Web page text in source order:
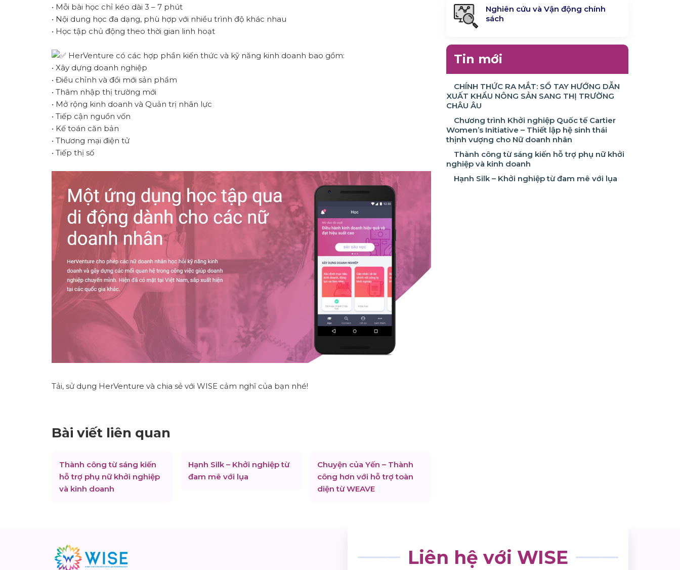
• Mỗi bài học chỉ kéo dài 3 – 7 phút
• Nội dung học đa dạng, phù hợp với nhiều trình độ khác nhau
• Học tập chủ động theo thời gian linh hoạt
HerVenture có các hợp phần kiến thức và kỹ năng kinh doanh bao gồm:
• Xây dựng doanh nghiệp
• Điều chỉnh và đổi mới sản phẩm
• Thâm nhập thị trường mới
• Mở rộng kinh doanh và Quản trị nhân lực
• Tiếp cận nguồn vốn
• Kế toán căn bản
• Thương mại điện tử
• Tiếp thị số
Tải, sử dụng HerVenture và chia sẻ với WISE cảm nghĩ của bạn nhé!
Bài viết liên quan
Thành công từ sáng kiến
hỗ trợ phụ nữ khởi nghiệp
và kinh doanh
Hạnh Silk – Khởi nghiệp từ
đam mê với lụa
Chuyện của Yến – Thành
công hơn với hỗ trợ toàn
diện từ WEAVE
Nghiên cứu và Vận động chính
sách
Tin mới
CHÍNH THỨC RA MẮT: SỔ TAY HƯỚNG DẪN
XUẤT KHẨU NÔNG SẢN SANG THỊ TRƯỜNG
CHÂU ÂU
Chương trình Khởi nghiệp Quốc tế Cartier
Women’s Initiative – Thiết lập hệ sinh thái
thịnh vượng cho Nữ doanh nhân
Thành công từ sáng kiến hỗ trợ phụ nữ khởi
nghiệp và kinh doanh
Hạnh Silk – Khởi nghiệp từ đam mê với lụa
Liên hệ với WISE